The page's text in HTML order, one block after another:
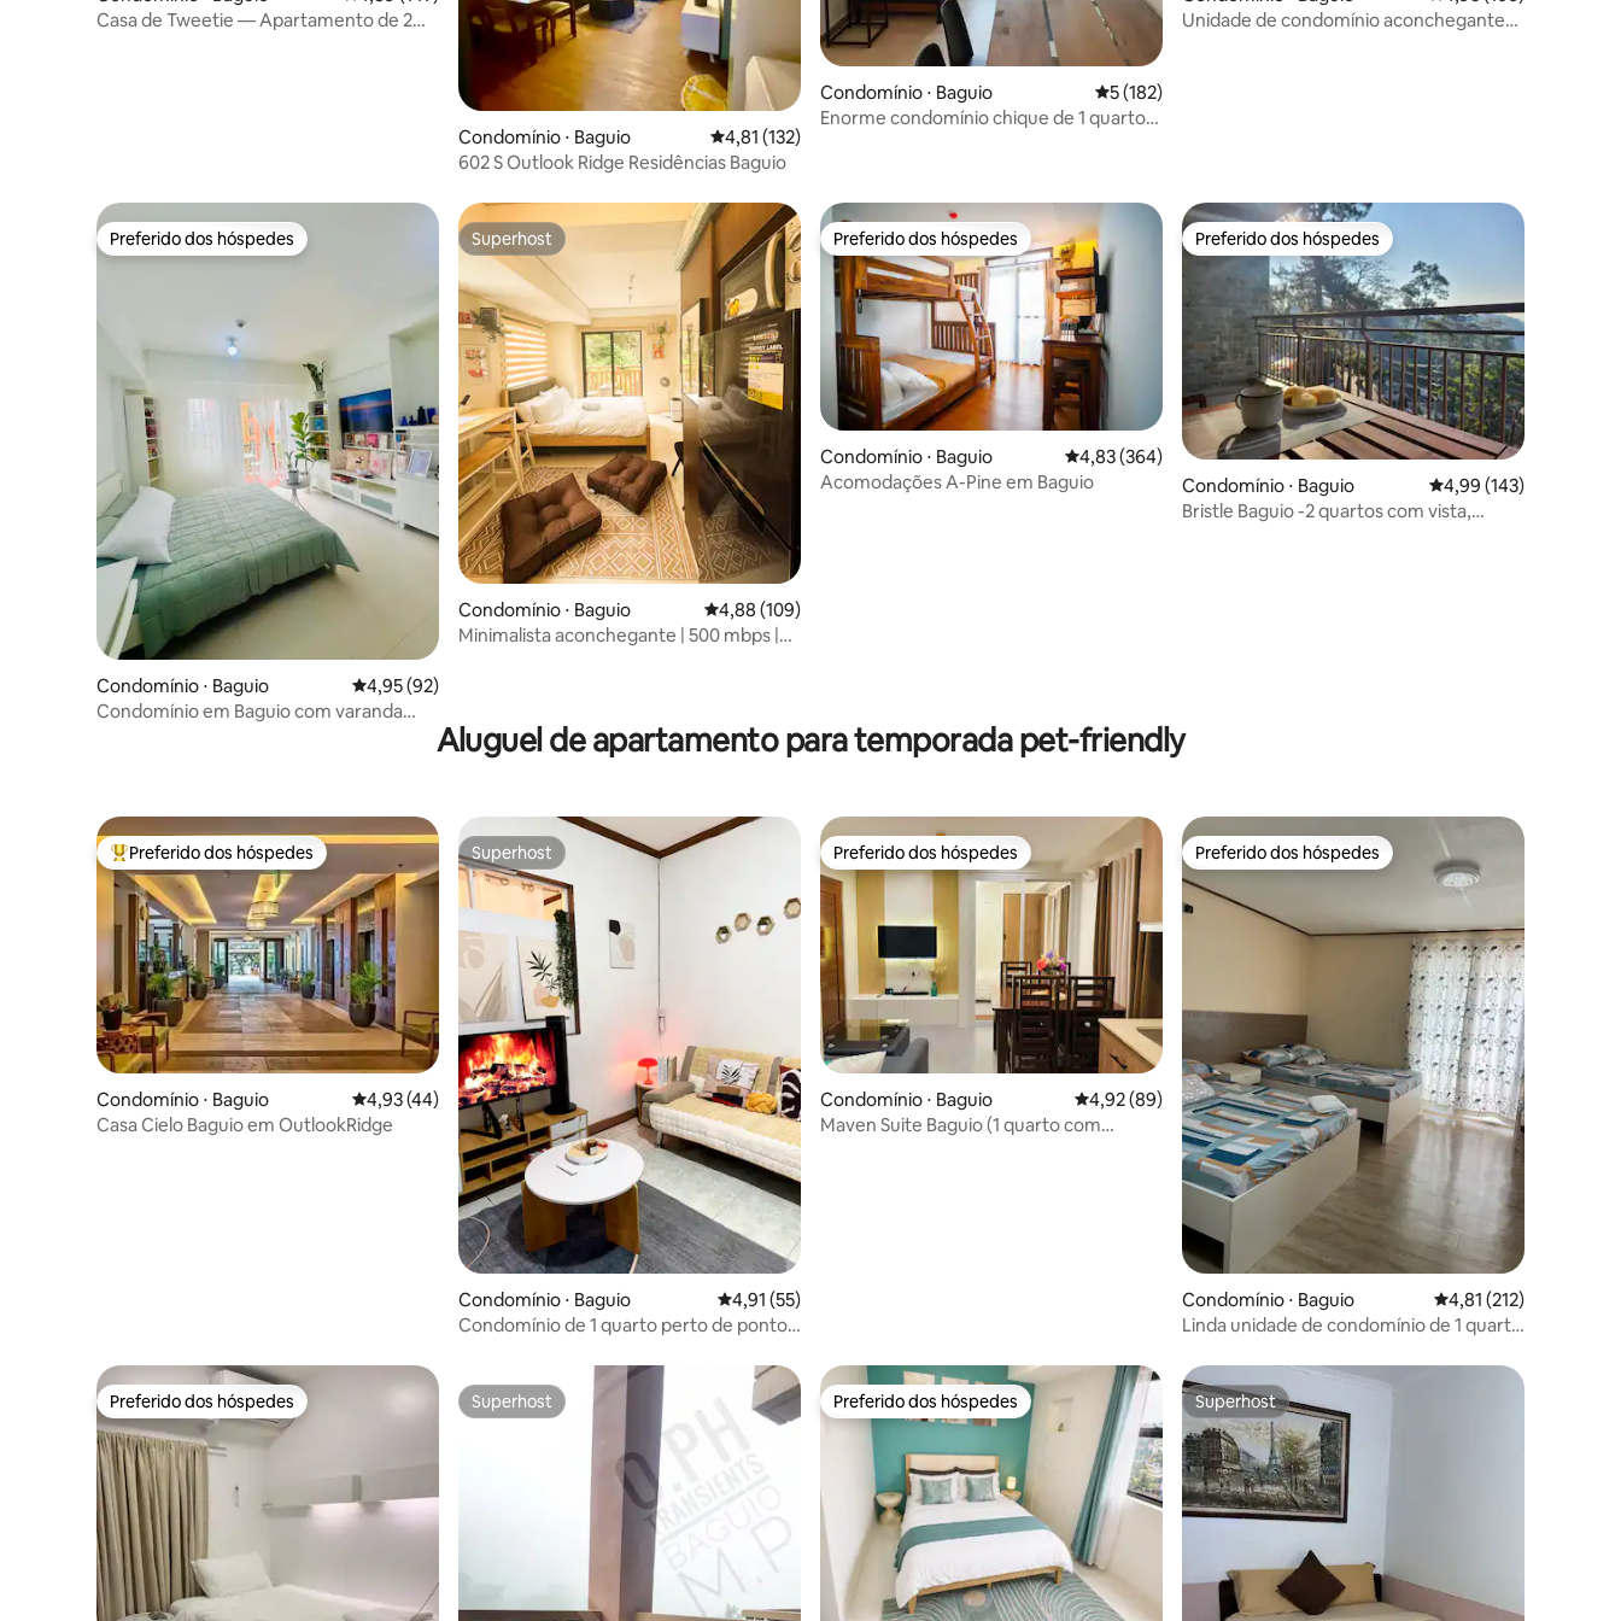
Casa de Tweetie — Apartamento de 2
Condomínio ⋅ Baguio 4,81 de uma avaliação média de 5, 132 avaliações
4,81 (132)
602 S Outlook Ridge Residências Baguio
Condomínio ⋅ Baguio 5 de uma avaliação média de 5, 182 avaliações
5 (182)
Enorme condomínio chique de 1 quarto
Unidade de condomínio aconchegante
Preferido dos hóspedes
Preferido dos hóspedes
Condomínio ⋅ Baguio 4,95 de uma avaliação média de 5, 92 avaliações
4,95 (92)
Condomínio em Baguio com varanda
Superhost
Superhost
Condomínio ⋅ Baguio 4,88 de uma avaliação média de 5, 109 avaliações
4,88 (109)
Minimalista aconchegante | 500 mbps |
Preferido dos hóspedes
Preferido dos hóspedes
Condomínio ⋅ Baguio 4,83 de uma avaliação média de 5, 364 avaliações
4,83 (364)
Acomodações A-Pine em Baguio
Preferido dos hóspedes
Preferido dos hóspedes
Condomínio ⋅ Baguio 4,99 de uma avaliação
4,99 (143)
Bristle Baguio -2 quartos com vista,
Aluguel de apartamento para temporada pet-friendly
Entre os melhores preferidos dos hóspedes
Preferido dos hóspedes
Condomínio ⋅ Baguio 4,93 de uma avaliação média de 5, 44 avaliações
4,93 (44)
Casa Cielo Baguio em OutlookRidge
Superhost
Superhost
Condomínio ⋅ Baguio 4,91 de uma avaliação média de 5, 55 avaliações
4,91 (55)
Condomínio de 1 quarto perto de pontos
Preferido dos hóspedes
Preferido dos hóspedes
Condomínio ⋅ Baguio 4,92 de uma avaliação média de 5, 89 avaliações
4,92 (89)
Maven Suite Baguio (1 quarto com
Preferido dos hóspedes
Preferido dos hóspedes
Condomínio ⋅ Baguio 4,81 de uma avaliação
4,81 (212)
Linda unidade de condomínio de 1 quarto
Preferido dos hóspedes
Preferido dos hóspedes Superhost
Superhost Preferido dos hóspedes
Preferido dos hóspedes Superhost
Superhost